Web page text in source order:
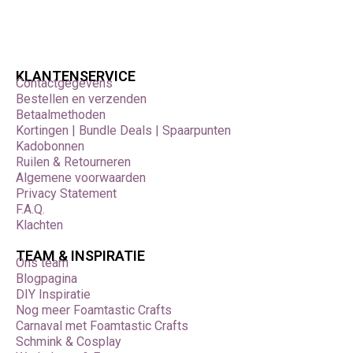
KLANTENSERVICE
Contactgegevens
Bestellen en verzenden
Betaalmethoden
Kortingen | Bundle Deals | Spaarpunten
Kadobonnen
Ruilen & Retourneren
Algemene voorwaarden
Privacy Statement
F.A.Q.
Klachten
TEAM & INSPIRATIE
Ons team
Blogpagina
DIY Inspiratie
Nog meer Foamtastic Crafts
Carnaval met Foamtastic Crafts
Schmink & Cosplay